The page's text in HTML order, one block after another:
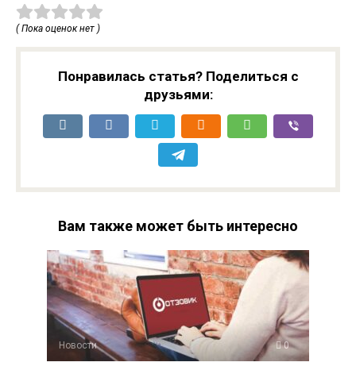
( Пока оценок нет )
Понравилась статья? Поделиться с
друзьями:
Вам также может быть интересно
Новости 0